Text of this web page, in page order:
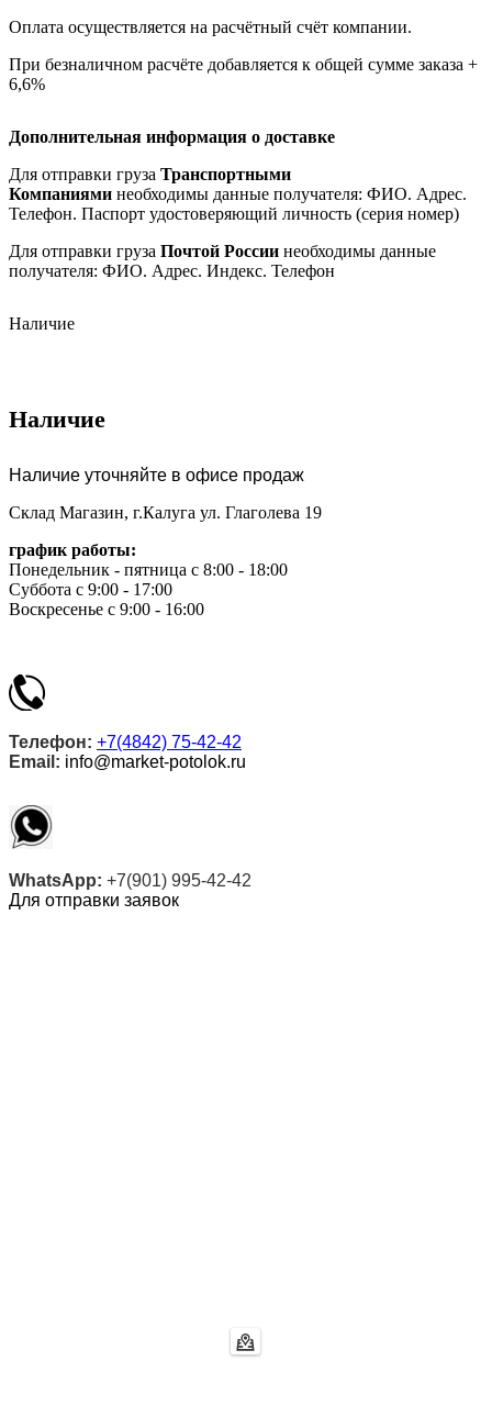
Оплата осуществляется на расчётный счёт компании.
При безналичном расчёте добавляется к общей сумме заказа +
6,6%
Дополнительная информация о доставке
Для отправки груза Транспортными
Компаниями необходимы данные получателя: ФИО. Адрес.
Телефон. Паспорт удостоверяющий личность (серия номер)
Для отправки груза Почтой России необходимы данные
получателя: ФИО. Адрес. Индекс. Телефон
Наличие
Наличие
Наличие уточняйте в офисе продаж
Склад Магазин, г.Калуга ул. Глаголева 19
график работы:
Понедельник - пятница с 8:00 - 18:00
Суббота с 9:00 - 17:00
Воскресенье с 9:00 - 16:00
Телефон: +7(4842) 75-42-42
Email: info@market-potolok.ru
WhatsApp: +7(901) 995-42-42
Для отправки заявок